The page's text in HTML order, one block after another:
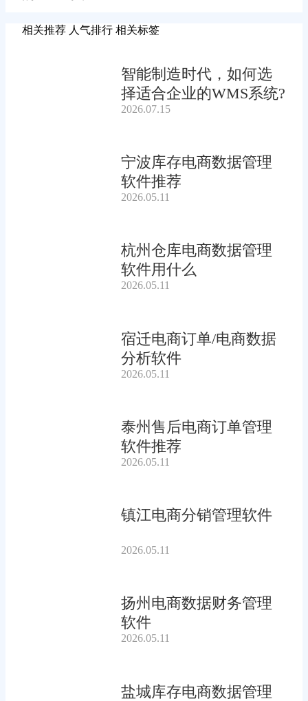
相关推荐 人气排行 相关标签
智能制造时代，如何选
择适合企业的WMS系统?
2026.07.15
宁波库存电商数据管理
软件推荐
2026.05.11
杭州仓库电商数据管理
软件用什么
2026.05.11
宿迁电商订单/电商数据
分析软件
2026.05.11
泰州售后电商订单管理
软件推荐
2026.05.11
镇江电商分销管理软件
2026.05.11
扬州电商数据财务管理
软件
2026.05.11
盐城库存电商数据管理